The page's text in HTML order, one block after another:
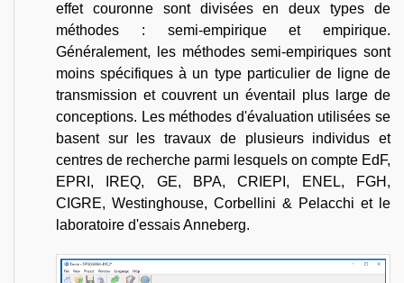
effet couronne sont divisées en deux types de
méthodes : semi-empirique et empirique.
Généralement, les méthodes semi-empiriques sont
moins spécifiques à un type particulier de ligne de
transmission et couvrent un éventail plus large de
conceptions. Les méthodes d'évaluation utilisées se
basent sur les travaux de plusieurs individus et
centres de recherche parmi lesquels on compte EdF,
EPRI, IREQ, GE, BPA, CRIEPI, ENEL, FGH,
CIGRE, Westinghouse, Corbellini & Pelacchi et le
laboratoire d'essais Anneberg.